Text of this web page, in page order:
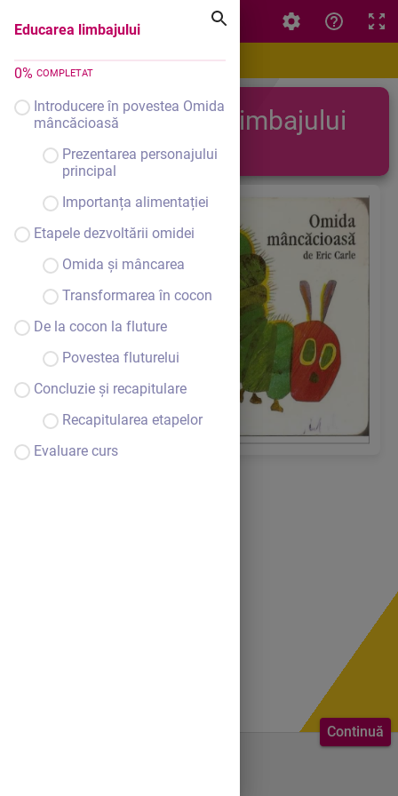
Educarea limbajului
0% COMPLETAT
Introducere în povestea Omida
mâncăcioasă
Prezentarea personajului
principal
Importanța alimentației
Etapele dezvoltării omidei
Omida și mâncarea
Transformarea în cocon
De la cocon la fluture
Povestea fluturelui
Concluzie și recapitulare
Recapitularea etapelor
Evaluare curs
Continuă
Educarea limbajului
Educarea limbajului